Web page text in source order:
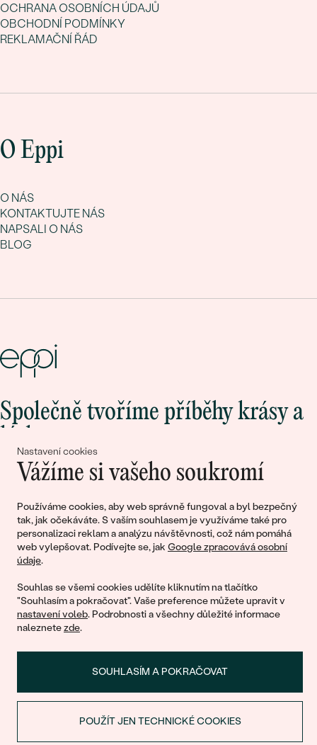
Nastavení cookies
Vážíme si vašeho soukromí
Používáme cookies, aby web správně fungoval a byl bezpečný
tak, jak očekáváte. S vaším souhlasem je využíváme také pro
personalizaci reklam a analýzu návštěvnosti, což nám pomáhá
web vylepšovat. Podívejte se, jak Google zpracovává osobní
údaje.
Souhlas se všemi cookies udělíte kliknutím na tlačítko
"Souhlasím a pokračovat". Vaše preference můžete upravit v
nastavení voleb. Podrobnosti a všechny důležité informace
naleznetezde.
SOUHLASÍM A POKRAČOVAT
POUŽÍT JEN TECHNICKÉ COOKIES
OCHRANA OSOBNÍCH ÚDAJŮ
OBCHODNÍ PODMÍNKY
REKLAMAČNÍ ŘÁD
O Eppi
O NÁS
KONTAKTUJTE NÁS
NAPSALI O NÁS
BLOG
Společně tvoříme příběhy krásy a
Připojte se k nám!
© 2011 - 2026, Eppi.cz